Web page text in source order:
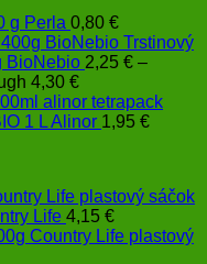
g Perla 0,80 €
Trstinový
BioNebio 2,25 € –
4,30 €
1 L Alinor 1,95 €
Life 4,15 €